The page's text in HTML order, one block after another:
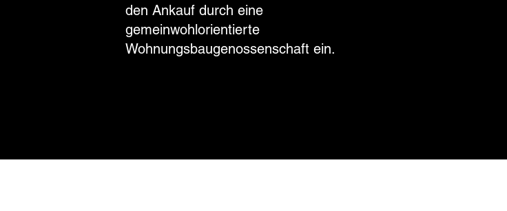
den Ankauf durch eine
gemeinwohlorientierte
Wohnungsbaugenossenschaft ein.